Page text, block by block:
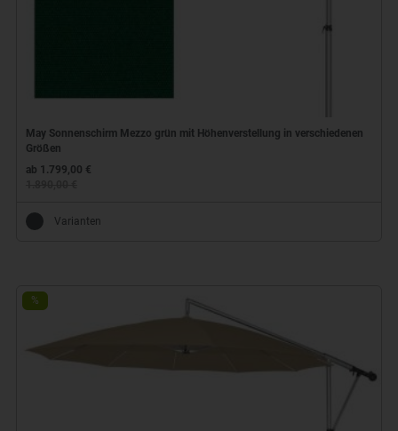
May Sonnenschirm Mezzo grün mit Höhenverstellung in verschiedenen
Größen
ab 1.799,00 €
Varianten
%